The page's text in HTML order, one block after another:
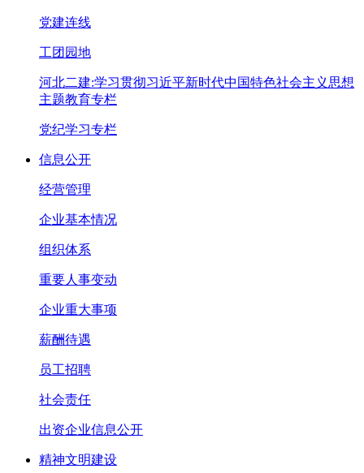
党建连线
工团园地
河北二建:学习贯彻习近平新时代中国特色社会主义思想
主题教育专栏
党纪学习专栏
信息公开
经营管理
企业基本情况
组织体系
重要人事变动
企业重大事项
薪酬待遇
员工招聘
社会责任
出资企业信息公开
精神文明建设